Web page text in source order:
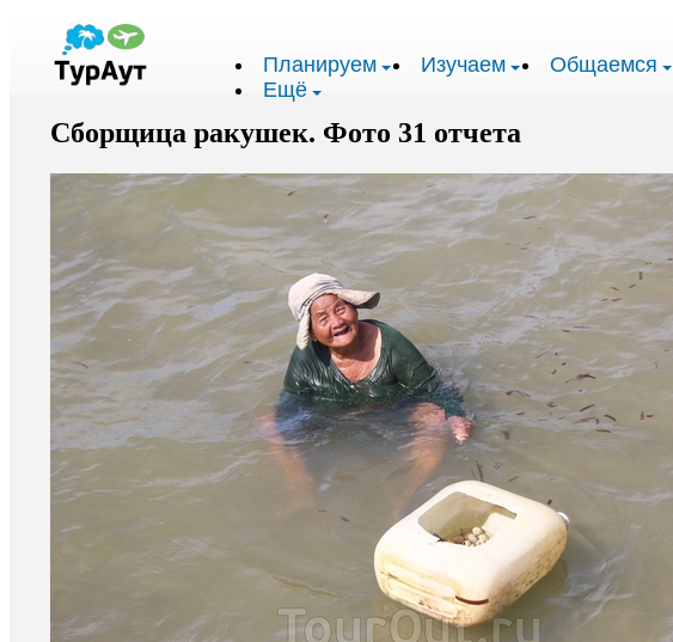
Планируем Изучаем Общаемся
Ещё
Сборщица ракушек. Фото 31 отчета